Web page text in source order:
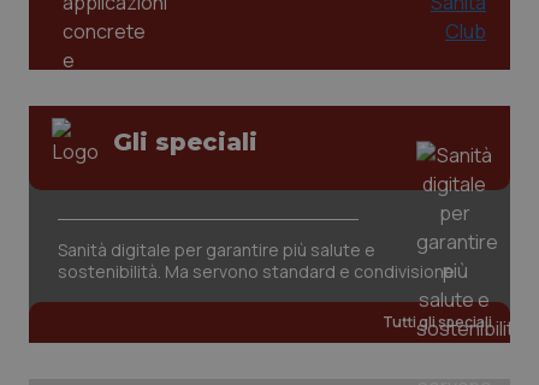
Salute orale & impianti
Tiroide
Tumore al seno
Tumore ovarico
Tumori del Polmone & Testa Collo
Gli speciali
Sanità digitale per garantire più salute e
sostenibilità. Ma servono standard e condivisione
Tutti gli speciali
funzionare correttamente senza questi cookie.
Nome
Dominio